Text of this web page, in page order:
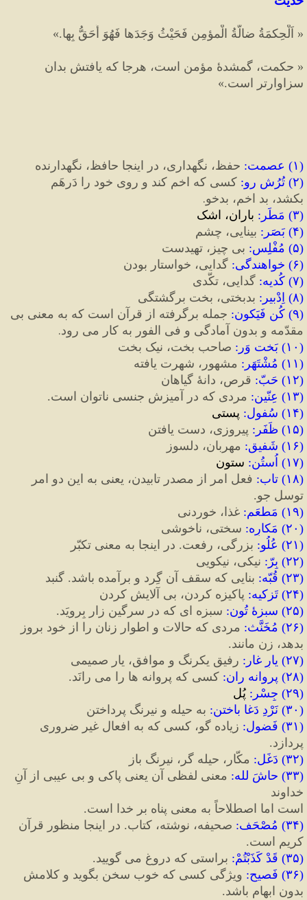
« اَلْحِكمَةُ ضالَّةُ الْمؤمِنِ فَحَيْثُ وَجَدَها فَهُوَ أَحَقُّ بِها.»
« حکمت، گمشدهٔ مؤمن است، هرجا که یافتش بدان
سزاوارتر است.»
(۱) عصمت: حفظ، نگهداری، در اینجا حافظ، نگهدارنده
(۲) تُرُش رو:
بکشد، بد اخم، بدخو.
(۳) مَطَر : باران، اشک
(۴) بَصَر : بینایی، چشم
(۵) مُفْلِس: بی چیز، تهیدست
(۶) خواهندگی: گدایی، خواستار بودن
(۷) کُدیه: گدایی، تکَّدی
(۸) اِدْبیر : بدبختی، بخت برگشتگی
(۹) کُن فَیَکون: جمله برگرفته از قرآن است که به معنی بی
مقدّمه و بدون آمادگی و فی الفور به کار می رود.
( ۱۰) بَخت وَر : صاحب بخت، نیک بخت
(۱۱) مُشْتَهَر : مشهور، شهرت یافته
(۱۲) حَبّ: قرص، دانۀ گیاهان
(۱۳) عِنّین: مردی که در آمیزش جنسی ناتوان است.
(۱۴) سُفول: پستی
(۱۵) ظَفَر : پیروزی، دست یافتن
(۱۶) شَفیق: مهربان، دلسوز
(۱۷) اُستُن: ستون
(۱۸) تاب:
توسل جو.
(۱۹) مَطعَم: غذا، خوردنی
( ۲۰) مَکارِه: سختی، ناخوشی
(۲۱) عُلُو: بزرگی، رفعت. در اینجا به معنی تکبّر
(۲۲) بِرّ : نیکی، نیکویی
(۲۳) قُبّه: بنایی که سقف آن گِرد و برآمده باشد. گنبد
(۲۴) تَزکیه: پاکیزه کردن، بی آلایش کردن
(۲۵) سبزهٔ تُون: سبزه ای که در سرگین زار بِرویَد.
(۲۶) مُخَنَّث:
بدهد، زن مانند.
(۲۷) یارِ غار : رفیق یکرنگ و موافق، یار صمیمی
(۲۸) پروانه ران: کسی که پروانه ها را می رانَد.
(۲۹) جِسْر : پُل
( ۳۰) نَرْدِ دَغا باختن: به حیله و نیرنگ پرداختن
(۳۱) فَضول:
پردازد.
(۳۲) دَغَل: مکّار، حیله گر، نیرنگ باز
(۳۳) حاشَ لله:
خداوند
است اما اصطلاحاً به معنی پناه بر خدا است.
(۳۴) مُصْحَف:
کریم است.
(۳۵) قَدْ کَذَبْتُمْ: براستی که دروغ می گویید.
(۳۶) فَصیح:
بدون ابهام باشد.